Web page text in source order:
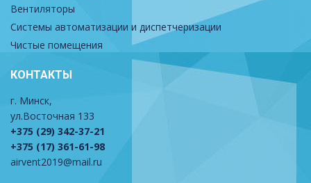
Вентиляторы
Системы автоматизации и диспетчеризации
Чистые помещения
КОНТАКТЫ
г. Минск,
ул.Восточная 133
+375 (29) 342-37-21
+375 (17) 361-61-98
airvent2019@mail.ru